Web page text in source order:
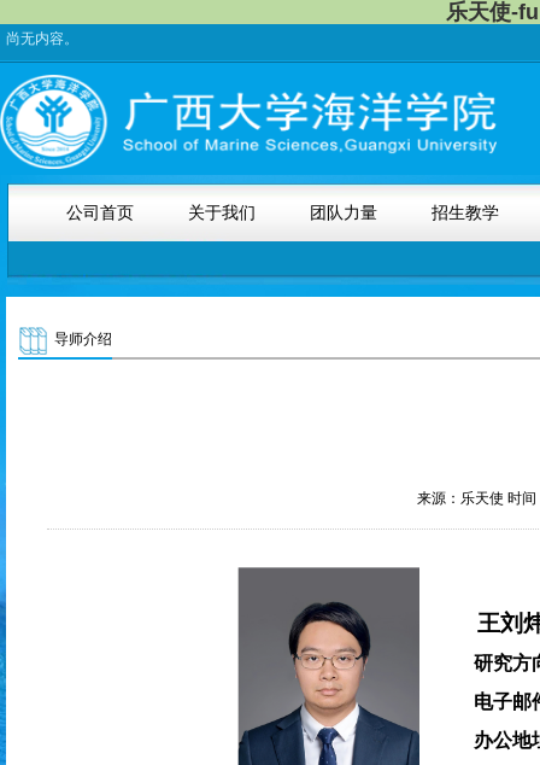
乐天使-
尚无内容。
公司首页 关于我们 团队力量 招生教学
导师介绍
来源：乐天使 时
王刘
研究方
电子邮
办公地